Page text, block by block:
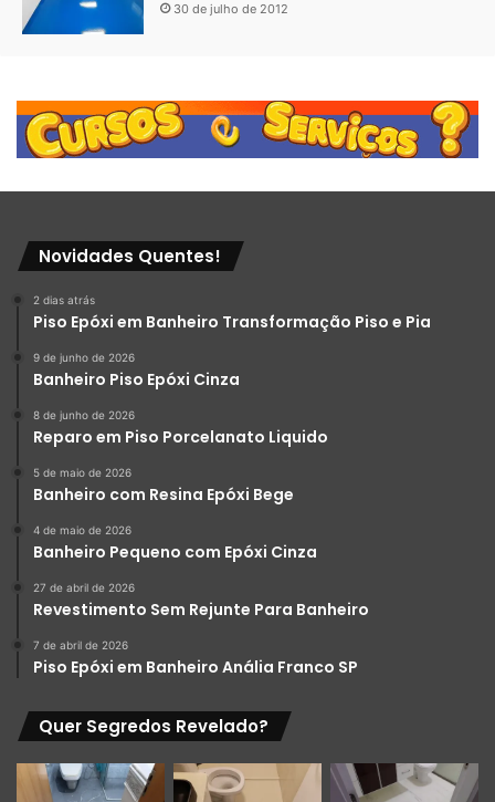
30 de julho de 2012
Novidades Quentes!
2 dias atrás
Piso Epóxi em Banheiro Transformação Piso e Pia
9 de junho de 2026
Banheiro Piso Epóxi Cinza
8 de junho de 2026
Reparo em Piso Porcelanato Liquido
5 de maio de 2026
Banheiro com Resina Epóxi Bege
4 de maio de 2026
Banheiro Pequeno com Epóxi Cinza
27 de abril de 2026
Revestimento Sem Rejunte Para Banheiro
7 de abril de 2026
Piso Epóxi em Banheiro Anália Franco SP
Quer Segredos Revelado?